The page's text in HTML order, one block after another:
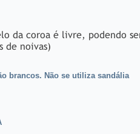
da coroa é livre, podendo
de noivas)
brancos. Não se utiliza sandália